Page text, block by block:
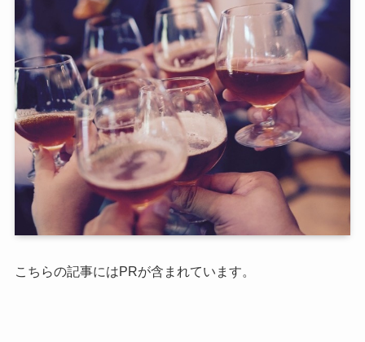
こちらの記事にはPRが含まれています。